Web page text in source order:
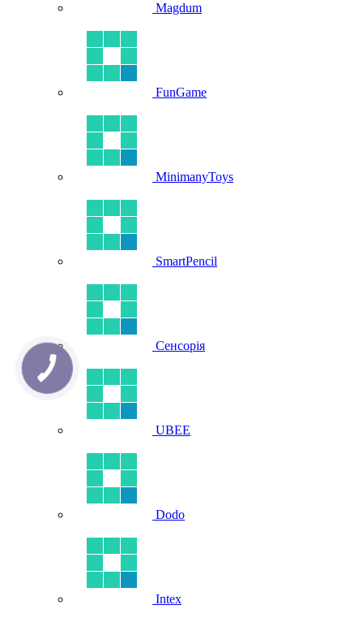
Magdum
FunGame
MinimanyToys
SmartPencil
Сенсорія
UBEE
Dodo
Intex